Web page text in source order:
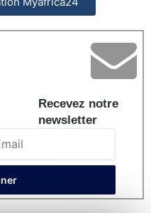
Recevez notre
newsletter